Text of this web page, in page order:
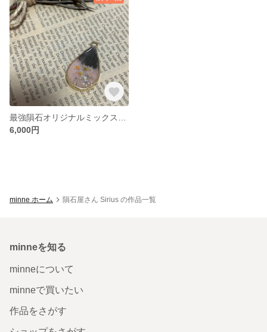
6,000円
minne ホーム 隕石屋さん Sirius の作品一覧
minneを知る
minneについて
minneで買いたい
作品をさがす